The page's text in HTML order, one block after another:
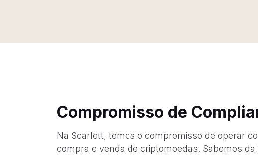
Compromisso de
Na Scarlett, temos o compromisso de operar
compra e venda de criptomoedas. Sabemos